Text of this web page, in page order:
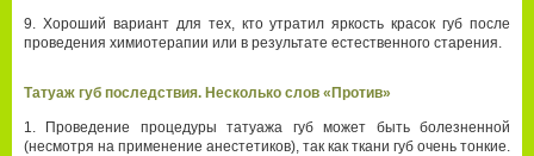
Хороший вариант для тех, кто утратил яркость красок губ после
проведения химиотерапии или в результате естественного старения.
Татуаж губ последствия. Несколько слов «Против»
Проведение процедуры татуажа губ может быть болезненной
(несмотря на применение анестетиков), так как ткани губ очень тонкие.